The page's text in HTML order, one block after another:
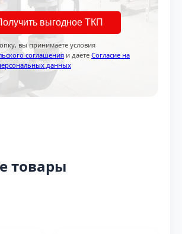
выгодное ТКП
вы принимаете условия
соглашения и даете Согласие на
данных
товары